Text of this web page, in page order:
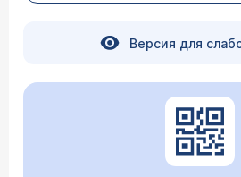
Версия для